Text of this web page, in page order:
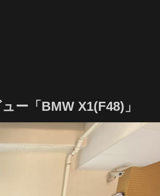
ー「BMW X1(F48)」